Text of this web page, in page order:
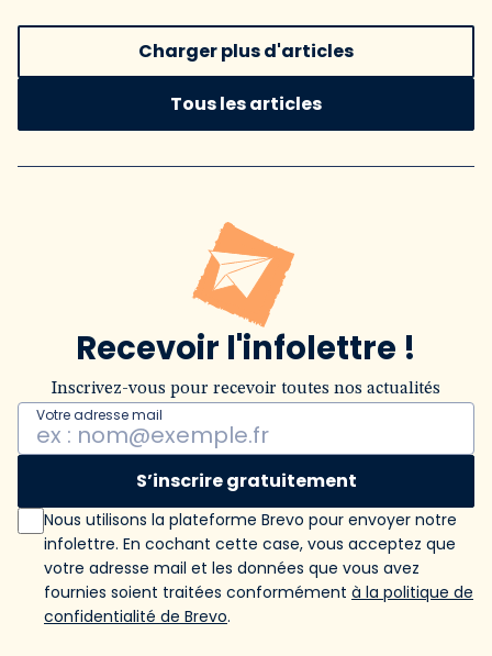
Charger plus d'articles
Tous les articles
Recevoir l'infolettre !
Inscrivez-vous pour recevoir toutes nos actualités
Votre adresse mail
S’inscrire gratuitement
Nous utilisons la plateforme Brevo pour envoyer notre
infolettre. En cochant cette case, vous acceptez que
votre adresse mail et les données que vous avez
fournies soient traitées conformément à la politique de
confidentialité de Brevo.